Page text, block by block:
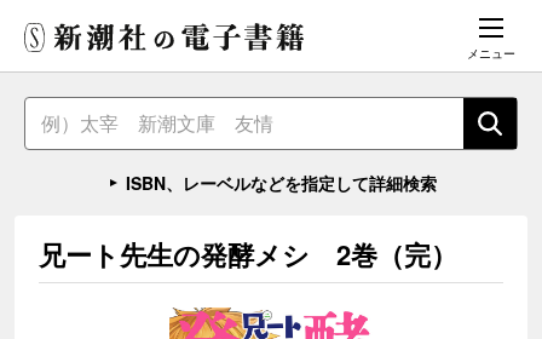
メニュー
ISBN、レーベルなどを指定して詳細検索
兄ート先生の発酵メシ 2巻（完）